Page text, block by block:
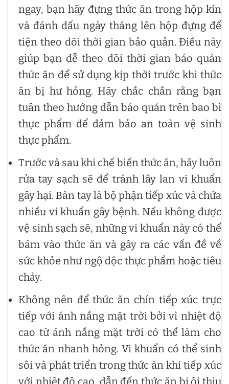
ngay, bạn hãy đựng thức ăn trong hộp kín
và đánh dấu ngày tháng lên hộp đựng để
tiện theo dõi thời gian bảo quản. Điều này
giúp bạn dễ theo dõi thời gian bảo quản
thức ăn để sử dụng kịp thời trước khi thức
ăn bị hư hỏng. Hãy chắc chắn rằng bạn
tuân theo hướng dẫn bảo quản trên bao bì
thực phẩm để đảm bảo an toàn vệ sinh
thực phẩm.
Trước và sau khi chế biến thức ăn, hãy luôn
rửa tay sạch sẽ để tránh lây lan vi khuẩn
gây hại. Bàn tay là bộ phận tiếp xúc và chứa
nhiều vi khuẩn gây bệnh. Nếu không được
vệ sinh sạch sẽ, những vi khuẩn này có thể
bám vào thức ăn và gây ra các vấn đề về
sức khỏe như ngộ độc thực phẩm hoặc tiêu
chảy.
Không nên để thức ăn chín tiếp xúc trực
tiếp với ánh nắng mặt trời bởi vì nhiệt độ
cao từ ánh nắng mặt trời có thể làm cho
thức ăn nhanh hỏng. Vi khuẩn có thể sinh
sôi và phát triển trong thức ăn khi tiếp xúc